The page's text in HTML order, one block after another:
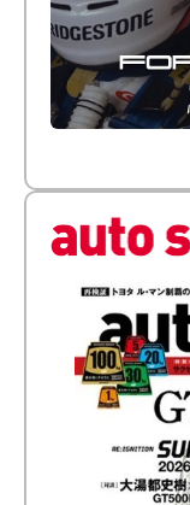
倒す相手を
【